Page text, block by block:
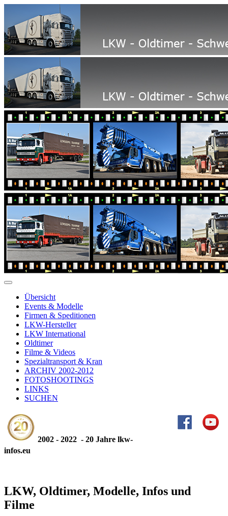
Übersicht
Events & Modelle
Firmen & Speditionen
LKW-Hersteller
LKW International
Oldtimer
Filme & Videos
Spezialtransport & Kran
ARCHIV 2002-2012
FOTOSHOOTINGS
LINKS
SUCHEN
2002 - 2022 - 20 Jahre lkw-
infos.eu
LKW, Oldtimer, Modelle, Infos und
Filme